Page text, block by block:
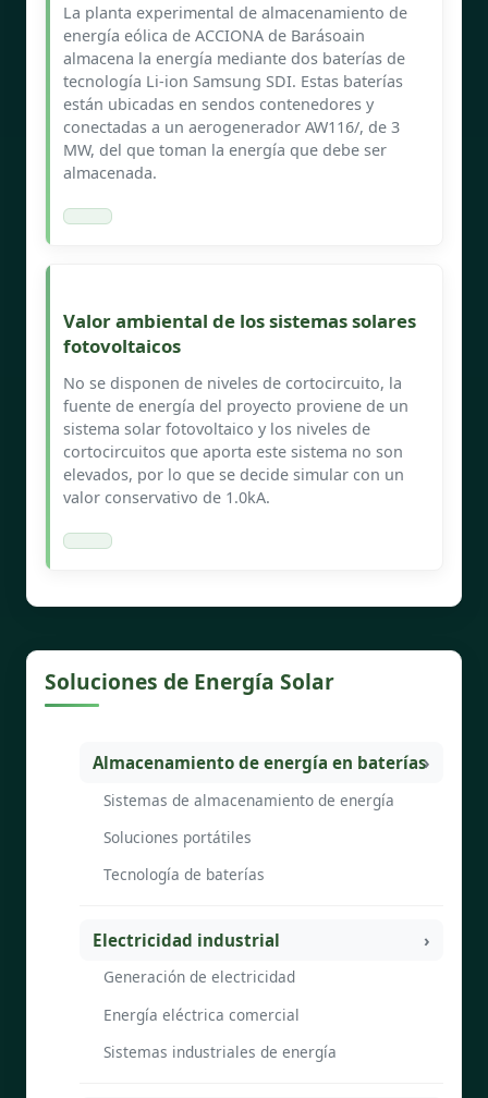
La planta experimental de almacenamiento de
energía eólica de ACCIONA de Barásoain
almacena la energía mediante dos baterías de
tecnología Li-ion Samsung SDI. Estas baterías
están ubicadas en sendos contenedores y
conectadas a un aerogenerador AW116/, de 3
MW, del que toman la energía que debe ser
almacenada.
Valor ambiental de los sistemas solares
fotovoltaicos
No se disponen de niveles de cortocircuito, la
fuente de energía del proyecto proviene de un
sistema solar fotovoltaico y los niveles de
cortocircuitos que aporta este sistema no son
elevados, por lo que se decide simular con un
valor conservativo de 1.0kA.
Soluciones de Energía Solar
Almacenamiento de energía en baterías
Sistemas de almacenamiento de energía
Soluciones portátiles
Tecnología de baterías
Electricidad industrial
Generación de electricidad
Energía eléctrica comercial
Sistemas industriales de energía